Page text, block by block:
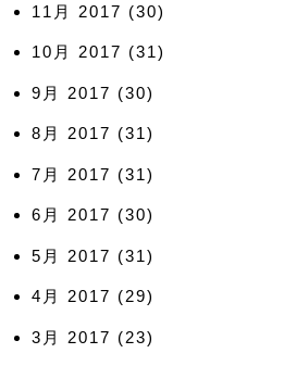
11月 2017 (30)
10月 2017 (31)
9月 2017 (30)
8月 2017 (31)
7月 2017 (31)
6月 2017 (30)
5月 2017 (31)
4月 2017 (29)
3月 2017 (23)